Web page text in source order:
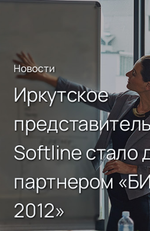
Новости
Иркутское
Softline стало
партнером
2012»